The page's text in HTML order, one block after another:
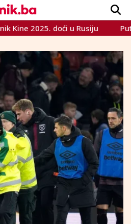
VIJESTI
SPORT
TEME
KRONIKA
LIFESTYLE
Dnevnik.ba 2023.
2025. doći u Rusiju Putin: